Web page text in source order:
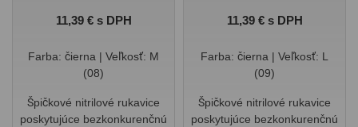
Cena
11,39 € s DPH
Farba: čierna | Veľkosť: M
(08)
Špičkové nitrilové rukavice
poskytujúce bezkonkurenčnú
Cena
11,39 € s DPH
Farba: čierna | Veľkosť: L
(09)
Špičkové nitrilové rukavice
poskytujúce bezkonkurenčnú